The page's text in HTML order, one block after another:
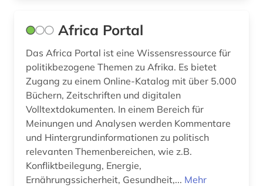
elektronische zeitung (1)
elektronisches buch (55)
empirische sozialforschung (2)
energie (1)
Africa Portal
Das Africa Portal ist eine Wissensressource für
politikbezogene Themen zu Afrika. Es bietet
Zugang zu einem Online-Katalog mit über 5.000
Büchern, Zeitschriften und digitalen
Volltextdokumenten. In einem Bereich für
Meinungen und Analysen werden Kommentare
und Hintergrundinformationen zu politisch
relevanten Themenbereichen, wie z.B.
Konfliktbeilegung, Energie,
Ernährungssicherheit, Gesundheit,... Mehr